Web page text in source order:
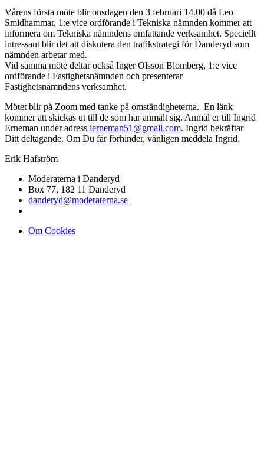
Vårens första möte blir onsdagen den 3 februari 14.00 då Leo
Smidhammar, 1:e vice ordförande i Tekniska nämnden kommer att
informera om Tekniska nämndens omfattande verksamhet. Speciellt
intressant blir det att diskutera den trafikstrategi för Danderyd som
nämnden arbetar med.
Vid samma möte deltar också Inger Olsson Blomberg, 1:e vice
ordförande i Fastighetsnämnden och presenterar
Fastighetsnämndens verksamhet.
Mötet blir på Zoom med tanke på omständigheterna. En länk
kommer att skickas ut till de som har anmält sig. Anmäl er till Ingrid
Erneman under adress ierneman51@gmail.com. Ingrid bekräftar
Ditt deltagande. Om Du får förhinder, vänligen meddela Ingrid.
Erik Hafström
Moderaterna i Danderyd
Box 77, 182 11 Danderyd
danderyd@moderaterna.se
Om Cookies